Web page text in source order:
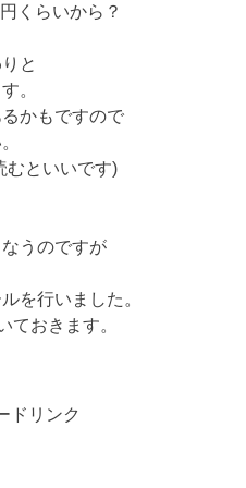
くらいから？
と
。
かもですので
むといいです)
うのですが
を行いました。
ておきます。
ドリンク